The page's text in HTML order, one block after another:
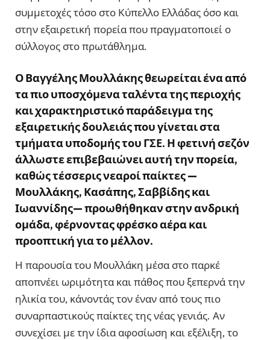
συμμετοχές τόσο στο Κύπελλο Ελλάδας όσο και
στην εξαιρετική πορεία που πραγματοποιεί ο
σύλλογος στο πρωτάθλημα.
Ο Βαγγέλης Μουλλάκης θεωρείται ένα από
τα πιο υποσχόμενα ταλέντα της περιοχής
και χαρακτηριστικό παράδειγμα της
εξαιρετικής δουλειάς που γίνεται στα
τμήματα υποδομής του ΓΣΕ. Η φετινή σεζόν
άλλωστε επιβεβαιώνει αυτή την πορεία,
καθώς τέσσερις νεαροί παίκτες —
Μουλλάκης, Κασάπης, Σαββίδης και
Ιωαννίδης— προωθήθηκαν στην ανδρική
ομάδα, φέρνοντας φρέσκο αέρα και
προοπτική για το μέλλον.
Η παρουσία του Μουλλάκη μέσα στο παρκέ
αποπνέει ωριμότητα και πάθος που ξεπερνά την
ηλικία του, κάνοντάς τον έναν από τους πιο
συναρπαστικούς παίκτες της νέας γενιάς. Αν
συνεχίσει με την ίδια αφοσίωση και εξέλιξη, το